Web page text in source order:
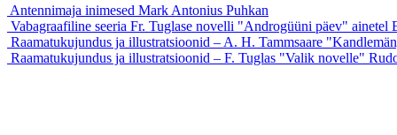
Antennimaja inimesed Mark Antonius Puhkan
Vabagraafiline seeria Fr. Tuglase novelli "Androgüüni päev" ainetel
Raamatukujundus ja illustratsioonid – A. H. Tammsaare
Raamatukujundus ja illustratsioonid – F. Tuglas "Valik novelle"